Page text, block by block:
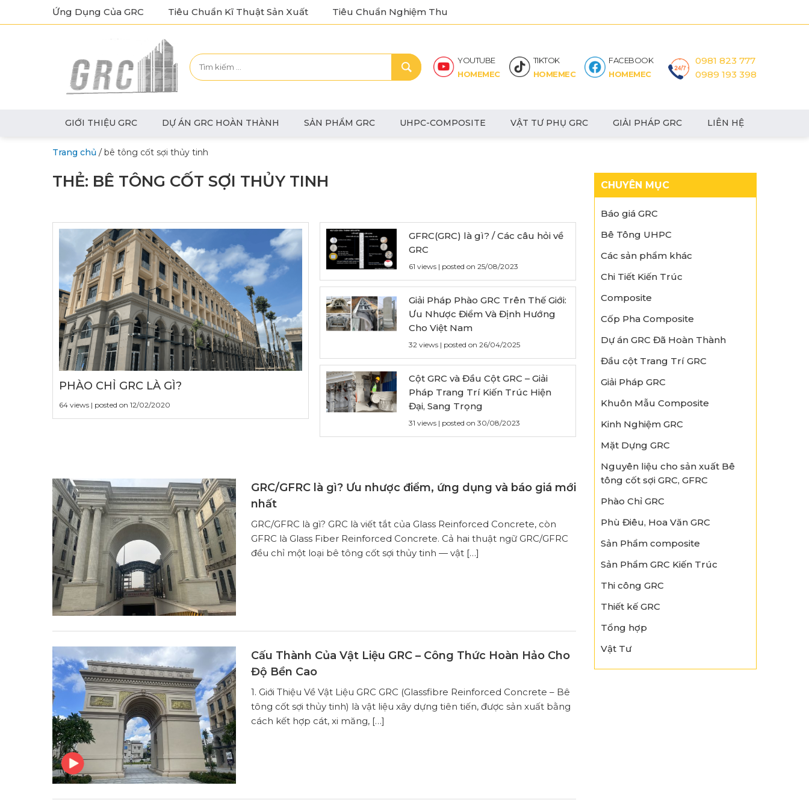
Ứng Dụng Của GRC Tiêu Chuẩn Kĩ Thuật Sản Xuất Tiêu Chuẩn Nghiệm Thu
YOUTUBE
HOMEMEC
TIKTOK
HOMEMEC
FACEBOOK
HOMEMEC
0981 823 777
0989 193 398
GIỚI THIỆU GRC DỰ ÁN GRC HOÀN THÀNH SẢN PHẨM GRC UHPC-COMPOSITE VẬT TƯ PHỤ GRC GIẢI PHÁP GRC LIÊN HỆ
Trang chủ /bê tông cốt sợi thủy tinh
THẺ: BÊ TÔNG CỐT SỢI THỦY TINH
PHÀO CHỈ GRC LÀ GÌ?
64 views | posted on 12/02/2020
GFRC(GRC) là gì? / Các câu hỏi về
GRC
61 views| posted on 25/08/2023
Giải Pháp Phào GRC Trên Thế Giới:
Ưu Nhược Điểm Và Định Hướng
Cho Việt Nam
32 views| posted on 26/04/2025
Cột GRC và Đầu Cột GRC – Giải
Pháp Trang Trí Kiến Trúc Hiện
Đại, Sang Trọng
31 views| posted on 30/08/2023
GRC/GFRC là gì? Ưu nhược điểm, ứng dụng và báo giá mới
nhất
GRC/GFRC là gì? GRC là viết tắt của Glass Reinforced Concrete, còn
GFRC là Glass Fiber Reinforced Concrete. Cả hai thuật ngữ GRC/GFRC
đều chỉ một loại bê tông cốt sợi thủy tinh — vật […]
Cấu Thành Của Vật Liệu GRC – Công Thức Hoàn Hảo Cho
Độ Bền Cao
1. Giới Thiệu Về Vật Liệu GRC GRC (Glassfibre Reinforced Concrete – Bê
tông cốt sợi thủy tinh) là vật liệu xây dựng tiên tiến, được sản xuất bằng
cách kết hợp cát, xi măng, […]
CHUYÊN MỤC
Báo giá GRC
Bê Tông UHPC
Các sản phẩm khác
Chi Tiết Kiến Trúc
Composite
Cốp Pha Composite
Dự án GRC Đã Hoàn Thành
Đầu cột Trang Trí GRC
Giải Pháp GRC
Khuôn Mẫu Composite
Kinh Nghiệm GRC
Mặt Dựng GRC
Nguyên liệu cho sản xuất Bê
tông cốt sợi GRC, GFRC
Phào Chỉ GRC
Phù Điêu, Hoa Văn GRC
Sản Phẩm composite
Sản Phẩm GRC Kiến Trúc
Thi công GRC
Thiết kế GRC
Tổng hợp
Vật Tư